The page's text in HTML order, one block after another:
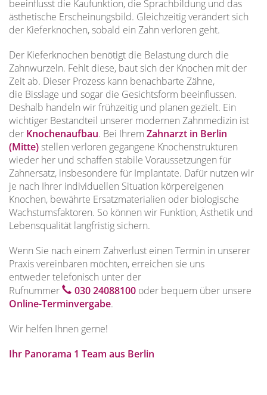
beeinflusst die Kaufunktion, die Sprachbildung und das
ästhetische Erscheinungsbild. Gleichzeitig verändert sich
der Kieferknochen, sobald ein Zahn verloren geht.
Der Kieferknochen benötigt die Belastung durch die
Zahnwurzeln. Fehlt diese, baut sich der Knochen mit der
Zeit ab. Dieser Prozess kann benachbarte Zähne,
die Bisslage und sogar die Gesichtsform beeinflussen.
Deshalb handeln wir frühzeitig und planen gezielt. Ein
wichtiger Bestandteil unserer modernen Zahnmedizin ist
der Knochenaufbau. Bei Ihrem Zahnarzt in Berlin
(Mitte)stellen verloren gegangene Knochenstrukturen
wieder her und schaffen stabile Voraussetzungen für
Zahnersatz, insbesondere für Implantate. Dafür nutzen wir
je nach Ihrer individuellen Situation körpereigenen
Knochen, bewährte Ersatzmaterialien oder biologische
Wachstumsfaktoren. So können wir Funktion, Ästhetik und
Lebensqualität langfristig sichern.
Wenn Sie nach einem Zahverlust einen Termin in unserer
Praxis vereinbaren möchten, erreichen sie uns
entweder telefonisch unter der
Rufnummer
030 24088100 oder bequem über unsere
Online-Terminvergabe.
Wir helfen Ihnen gerne!
Ihr Panorama 1 Team aus Berlin